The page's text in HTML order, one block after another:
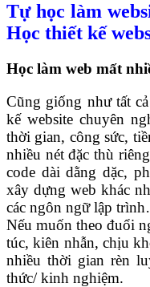
Tự học làm
Học thiết kế
Học làm web mất
Cũng giống như tất
kế website chuyên
thời gian, công sức,
nhiều nét đặc thù
code dài dằng dặc,
xây dựng web khác
các ngôn ngữ lập
Nếu muốn theo đuổi
túc, kiên nhẫn, chịu
nhiều thời gian rèn
thức/ kinh nghiệm.